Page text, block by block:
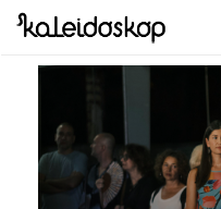
Novosti
O nama